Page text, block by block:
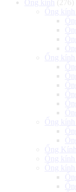
Ống kính
(276)
Ống kính
Ống
Ống kính
Ống
Ống kính
Ống kính